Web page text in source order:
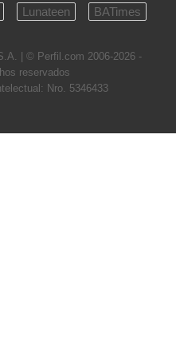
Lunateen BATimes
| © Perfil.com 2006-2026 -
reservados
Nro. 5346433